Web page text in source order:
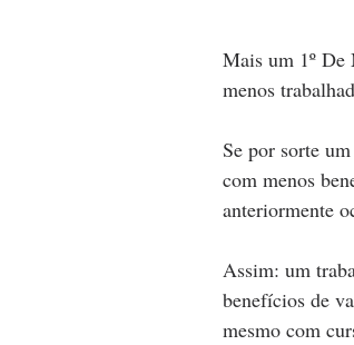
Mais um 1º De
menos
Se por sorte
com menos
anteriormente
Assim: um
benefícios de
mesmo com